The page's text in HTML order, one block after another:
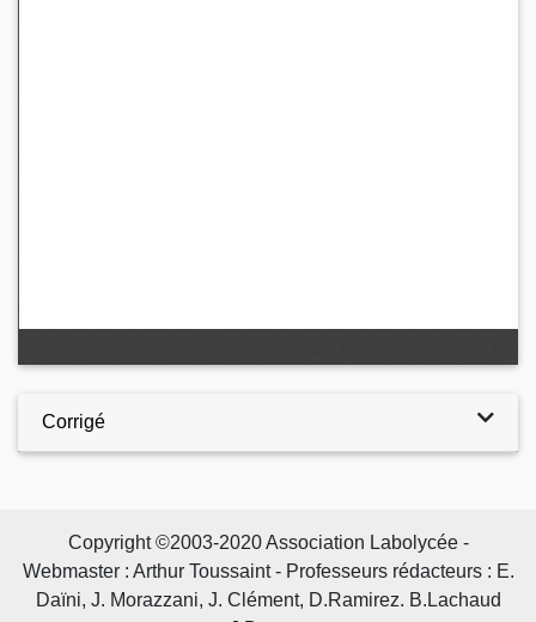
Corrigé
Copyright ©2003-2020 Association Labolycée -
Webmaster : Arthur Toussaint - Professeurs rédacteurs : E.
Daïni, J. Morazzani, J. Clément, D.Ramirez. B.Lachaud